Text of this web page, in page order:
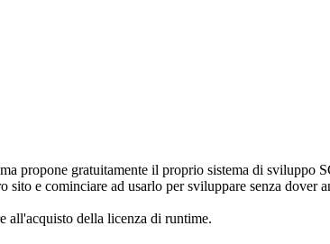
propone gratuitamente il proprio sistema di sviluppo
e cominciare ad usarlo per sviluppare senza dover
all'acquisto della licenza di runtime.